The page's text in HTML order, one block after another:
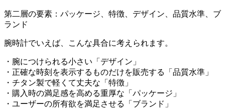
第二層の要素：パッケージ、特徴、デザイン、品質水準、ブ
ランド
腕時計でいえば、こんな具合に考えられます。
・腕につけられる小さい「デザイン」
・正確な時刻を表示するものだけを販売する「品質水準」
・チタン製で軽くて丈夫な「特徴」
・購入時の満足感を高める重厚な「パッケージ」
・ユーザーの所有欲を満足させる「ブランド」